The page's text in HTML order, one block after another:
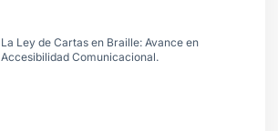
La Ley de Cartas en Braille: Avance en
Accesibilidad Comunicacional.